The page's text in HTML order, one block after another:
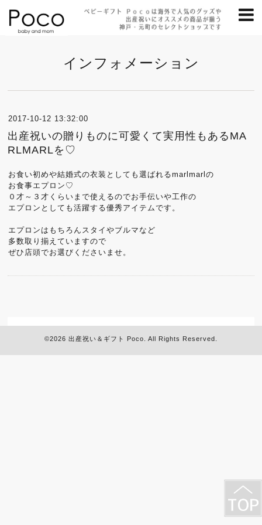
インフォメーション
2017-10-12 13:32:00
出産祝いの贈りものに可愛くて実用性もあるMA
RLMARLを♡
お食い初めや結婚式の衣装としても選ばれるmarlmarlの
お食事エプロン♡
０才～３才くらいまで使えるのでお手伝いや工作の
エプロンとしても活躍する優秀アイテムです。
エプロンはもちろんスタイやブルマなど
多数取り揃えていますので
ぜひ店頭でお選びくださいませ。
©2026 出産祝い＆ギフト Poco . All Rights Reserved.